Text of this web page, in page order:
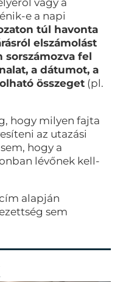
vagy a
e a napi
túl havonta
elszámolást
sorszámozva fel
a dátumot, a
összeget (pl.
hogy milyen fajta
az utazási
hogy a
lévőnek kell-
alapján
sem